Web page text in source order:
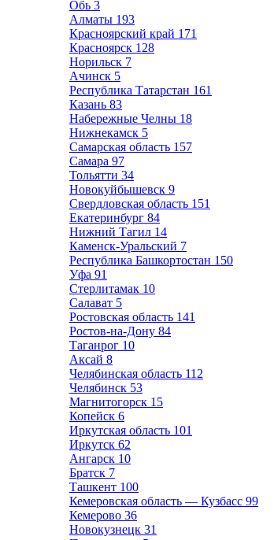
Обь 3
Алматы 193
Красноярский край 171
Красноярск 128
Норильск 7
Ачинск 5
Республика Татарстан 161
Казань 83
Набережные Челны 18
Нижнекамск 5
Самарская область 157
Самара 97
Тольятти 34
Новокуйбышевск 9
Свердловская область 151
Екатеринбург 84
Нижний Тагил 14
Каменск-Уральский 7
Республика Башкортостан 150
Уфа 91
Стерлитамак 10
Салават 5
Ростовская область 141
Ростов-на-Дону 84
Таганрог 10
Аксай 8
Челябинская область 112
Челябинск 53
Магнитогорск 15
Копейск 6
Иркутская область 101
Иркутск 62
Ангарск 10
Братск 7
Ташкент 100
Кемеровская область — Кузбасс 99
Кемерово 36
Новокузнецк 31